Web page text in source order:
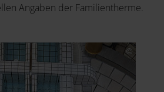
Angaben der Familientherme.